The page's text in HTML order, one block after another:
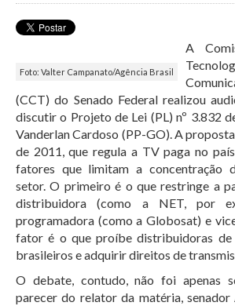
Foto: Valter Campanato/Agência Brasil
A
(CCT) do Senado Federal realizou
discutir o Projeto de Lei (PL) nº 3.832
Vanderlan Cardoso (PP-GO). A
de 2011, que regula a TV paga no
fatores que limitam a concentração
setor. O primeiro é o que restringe a
distribuidora (como a NET, por
programadora (como a Globosat) e
fator é o que proíbe distribuidoras
brasileiros e adquirir direitos de
O debate, contudo, não foi apenas
parecer do relator da matéria,